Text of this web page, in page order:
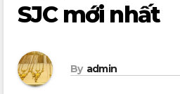
SJC mới nhất
By admin